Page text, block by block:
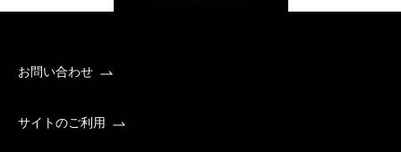
お問い合わせ
サイトのご利用